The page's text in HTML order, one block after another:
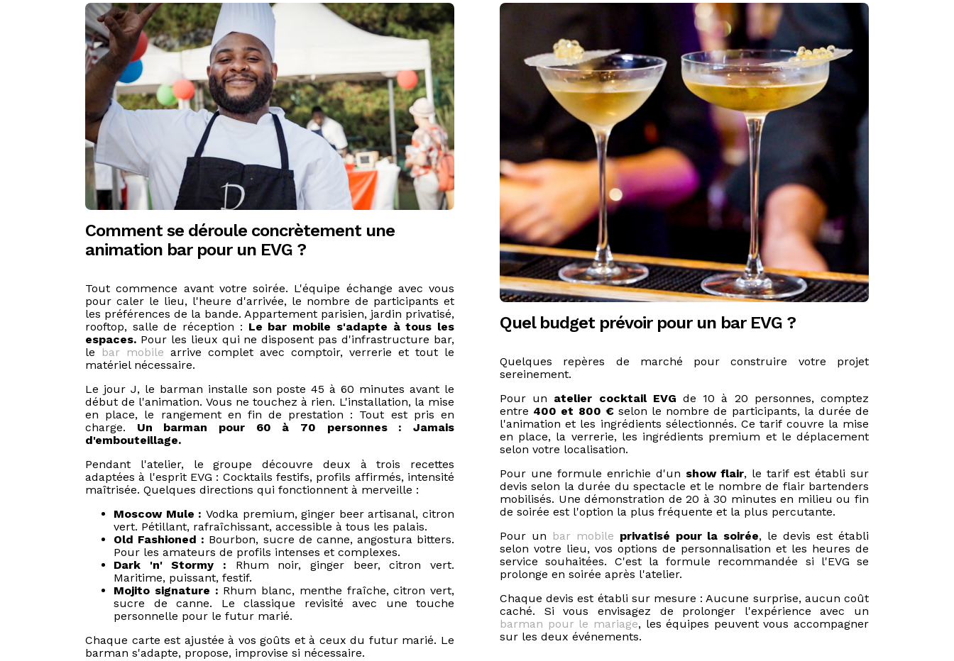
Comment se déroule concrètement une
animation bar pour un EVG ?
Tout commence avant votre soirée. L'équipe échange avec vous
pour caler le lieu, l'heure d'arrivée, le nombre de participants et
les préférences de la bande. Appartement parisien, jardin privatisé,
rooftop, salle de réception : Le bar mobile s'adapte à tous les
espaces. Pour les lieux qui ne disposent pas d'infrastructure bar,
le
bar mobile arrive complet avec comptoir, verrerie et tout le
matériel nécessaire.
Le jour J, le barman installe son poste 45 à 60 minutes avant le
début de l'animation. Vous ne touchez à rien. L'installation, la mise
en place, le rangement en fin de prestation : Tout est pris en
charge. Un barman pour 60 à 70 personnes : Jamais
d'embouteillage.
Pendant l'atelier, le groupe découvre deux à trois recettes
adaptées à l'esprit EVG : Cocktails festifs, profils affirmés, intensité
maîtrisée. Quelques directions qui fonctionnent à merveille :
Moscow Mule : Vodka premium, ginger beer artisanal, citron
vert. Pétillant, rafraîchissant, accessible à tous les palais.
Old Fashioned : Bourbon, sucre de canne, angostura bitters.
Pour les amateurs de profils intenses et complexes.
Dark 'n' Stormy : Rhum noir, ginger beer, citron vert.
Maritime, puissant, festif.
Mojito signature : Rhum blanc, menthe fraîche, citron vert,
sucre de canne. Le classique revisité avec une touche
personnelle pour le futur marié.
Chaque carte est ajustée à vos goûts et à ceux du futur marié. Le
barman s'adapte, propose, improvise si nécessaire.
Quel budget prévoir pour un bar EVG ?
Quelques repères de marché pour construire votre projet
sereinement.
Pour un atelier cocktail EVG de 10 à 20 personnes, comptez
entre 400 et 800 €selon le nombre de participants, la durée de
l'animation et les ingrédients sélectionnés. Ce tarif couvre la mise
en place, la verrerie, les ingrédients premium et le déplacement
selon votre localisation.
Pour une formule enrichie d'un show flair, le tarif est établi sur
devis selon la durée du spectacle et le nombre de flair bartenders
mobilisés. Une démonstration de 20 à 30 minutes en milieu ou fin
de soirée est l'option la plus fréquente et la plus percutante.
Pour un bar mobile privatisé pour la soirée, le devis est établi
selon votre lieu, vos options de personnalisation et les heures de
service souhaitées. C'est la formule recommandée si l'EVG se
prolonge en soirée après l'atelier.
Chaque devis est établi sur mesure : Aucune surprise, aucun coût
caché. Si vous envisagez de prolonger l'expérience avec un
barman pour le mariage, les équipes peuvent vous accompagner
sur les deux événements.